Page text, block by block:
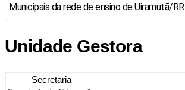
Municipais da rede de ensino de Uiramutã/RR
Unidade Gestora
Secretaria